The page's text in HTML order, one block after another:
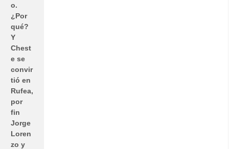
o.
¿Por
qué?
Y
Chest
e se
convir
tió en
Rufea,
por
fin
Jorge
Loren
zo y